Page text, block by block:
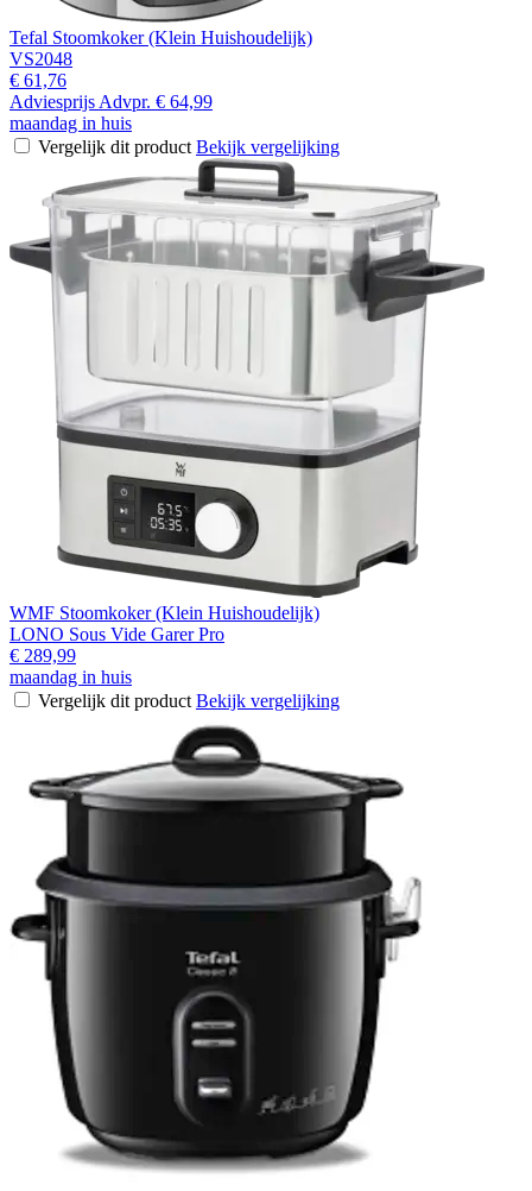
Tefal Stoomkoker (Klein Huishoudelijk)
VS2048
€ 61,76
Adviesprijs Advpr. € 64,99
maandag in huis
Vergelijk dit product Bekijk vergelijking
WMF Stoomkoker (Klein Huishoudelijk)
LONO Sous Vide Garer Pro
€ 289,99
maandag in huis
Vergelijk dit product Bekijk vergelijking